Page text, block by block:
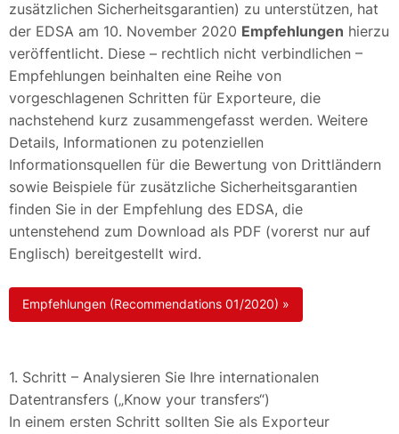
zusätzlichen Sicherheitsgarantien) zu unterstützen, hat
der EDSA am 10. November 2020 Empfehlungen hierzu
veröffentlicht. Diese – rechtlich nicht verbindlichen –
Empfehlungen beinhalten eine Reihe von
vorgeschlagenen Schritten für Exporteure, die
nachstehend kurz zusammengefasst werden. Weitere
Details, Informationen zu potenziellen
Informationsquellen für die Bewertung von Drittländern
sowie Beispiele für zusätzliche Sicherheitsgarantien
finden Sie in der Empfehlung des EDSA, die
untenstehend zum Download als PDF (vorerst nur auf
Englisch) bereitgestellt wird.
Empfehlungen (Recommendations 01/2020) »
1. Schritt – Analysieren Sie Ihre internationalen
Datentransfers („Know your transfers“)
In einem ersten Schritt sollten Sie als Exporteur